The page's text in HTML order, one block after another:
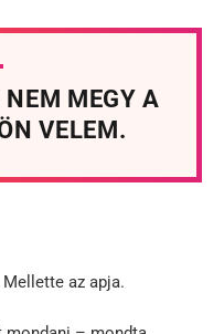
MEGY A
VELEM.
az apja.